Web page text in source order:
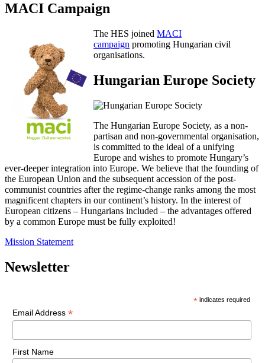
MACI Campaign
The HES joined MACI
campaign promoting Hungarian civil
organisations.
Hungarian Europe Society
The Hungarian Europe Society, as a non-
partisan and non-governmental organisation,
is committed to the ideal of a unifying
Europe and wishes to promote Hungary’s
ever-deeper integration into Europe. We believe that the founding of
the European Union and the subsequent accession of the post-
communist countries after the regime-change ranks among the most
magnificent chapters in our continent’s history. In the interest of
European citizens – Hungarians included – the advantages offered
by a common Europe must be fully exploited!
Mission Statement
Newsletter
* indicates required
Email Address *
First Name